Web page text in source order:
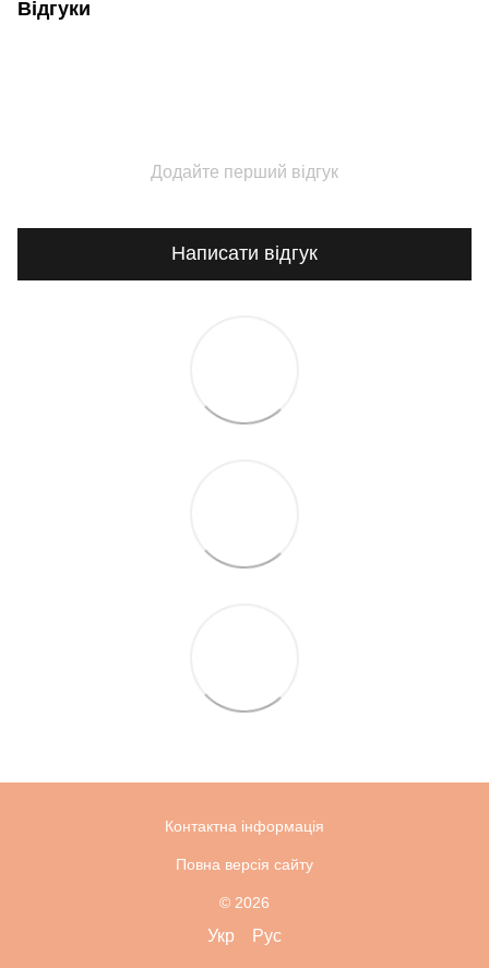
Відгуки
Додайте перший відгук
Написати відгук
Контактна інформація
Повна версія сайту
© 2026
Укр Рус